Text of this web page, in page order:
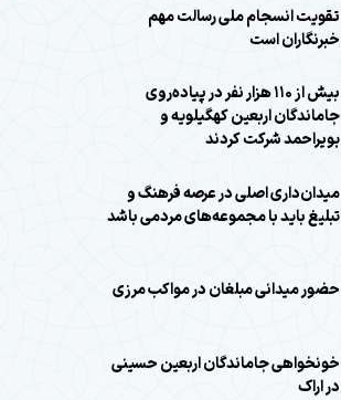
تقویت انسجام ملی رسالت مهم
خبرنگاران است
بیش از ۱۱۰ هزار نفر در پیاده‌روی
جاماندگان اربعین کهگیلویه و
بویراحمد شرکت کردند
میدان‌داری اصلی در عرصه فرهنگ و
تبلیغ باید با مجموعه‌های مردمی باشد
حضور میدانی مبلغان در مواکب مرزی
خونخواهی جاماندگان اربعین حسینی
در اراک